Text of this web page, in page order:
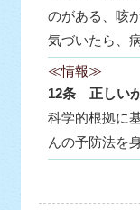
のがある、咳
気づいたら、
≪情報≫
12条 正しい
科学的根拠に
んの予防法を